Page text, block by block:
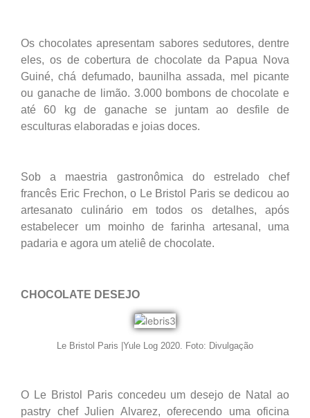
Os chocolates apresentam sabores sedutores, dentre
eles, os de cobertura de chocolate da Papua Nova
Guiné, chá defumado, baunilha assada, mel picante
ou ganache de limão. 3.000 bombons de chocolate e
até 60 kg de ganache se juntam ao desfile de
esculturas elaboradas e joias doces.
Sob a maestria gastronômica do estrelado chef
francês Eric Frechon, o Le Bristol Paris se dedicou ao
artesanato culinário em todos os detalhes, após
estabelecer um moinho de farinha artesanal, uma
padaria e agora um ateliê de chocolate.
CHOCOLATE DESEJO
Le Bristol Paris |Yule Log 2020. Foto: Divulgação
O Le Bristol Paris concedeu um desejo de Natal ao
pastry chef Julien Alvarez, oferecendo uma oficina